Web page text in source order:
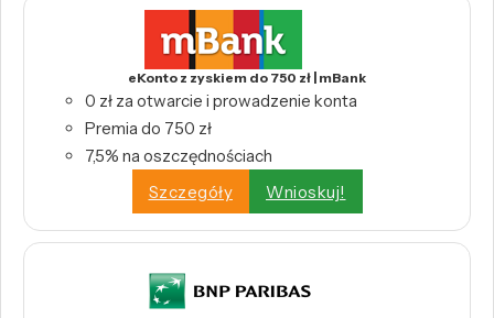
eKonto z zyskiem do 750 zł | mBank
0 zł za otwarcie i prowadzenie konta
Premia do 750 zł
7,5% na oszczędnościach
Szczegóły
Wnioskuj!